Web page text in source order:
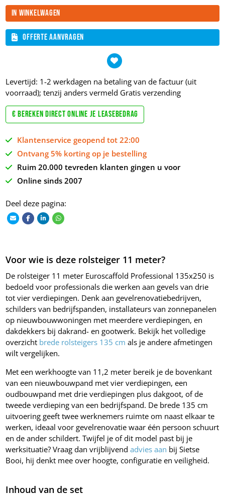
In winkelwagen
Offerte aanvragen
Levertijd: 1-2 werkdagen na betaling van de factuur (uit
voorraad); tenzij anders vermeld Gratis verzending
€ Bereken direct online je leasebedrag
Klantenservice geopend tot 22:00
Ontvang 5% korting op je bestelling
Ruim 20.000 tevreden klanten gingen u voor
Online sinds 2007
Deel deze pagina:
Voor wie is deze rolsteiger 11 meter?
De rolsteiger 11 meter Euroscaffold Professional 135x250 is
bedoeld voor professionals die werken aan gevels van drie
tot vier verdiepingen. Denk aan gevelrenovatiebedrijven,
schilders van bedrijfspanden, installateurs van zonnepanelen
op nieuwbouwwoningen met meerdere verdiepingen, en
dakdekkers bij dakrand- en gootwerk. Bekijk het volledige
overzicht brede rolsteigers 135 cm als je andere afmetingen
wilt vergelijken.
Met een werkhoogte van 11,2 meter bereik je de bovenkant
van een nieuwbouwpand met vier verdiepingen, een
oudbouwpand met drie verdiepingen plus dakgoot, of de
tweede verdieping van een bedrijfspand. De brede 135 cm
uitvoering geeft twee werknemers ruimte om naast elkaar te
werken, ideaal voor gevelrenovatie waar één persoon schuurt
en de ander schildert. Twijfel je of dit model past bij je
werksituatie? Vraag dan vrijblijvendadvies aan bij Sietse
Booi, hij denkt mee over hoogte, configuratie en veiligheid.
Inhoud van de set